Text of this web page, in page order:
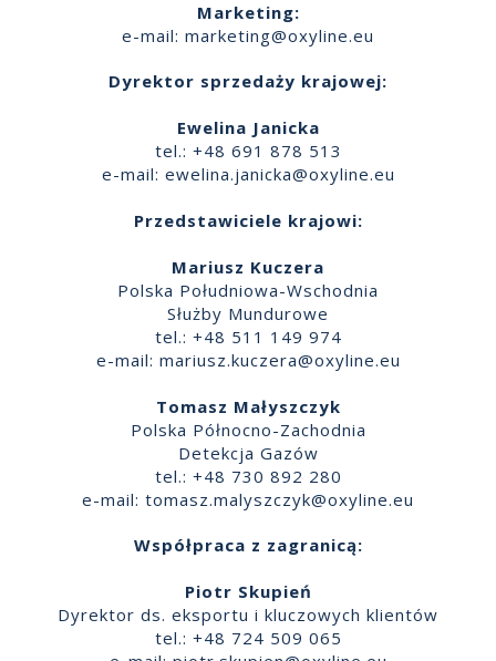
Marketing:
e-mail: marketing@oxyline.eu
Dyrektor sprzedaży krajowej:
Ewelina Janicka
tel.: +48 691 878 513
e-mail: ewelina.janicka@oxyline.eu
Przedstawiciele krajowi:
Mariusz Kuczera
Polska Południowa-Wschodnia
Służby Mundurowe
tel.: +48 511 149 974
e-mail: mariusz.kuczera@oxyline.eu
Tomasz Małyszczyk
Polska Północno-Zachodnia
Detekcja Gazów
tel.: +48 730 892 280
e-mail: tomasz.malyszczyk@oxyline.eu
Współpraca z zagranicą:
Piotr Skupień
Dyrektor ds. eksportu i kluczowych klientów
tel.: +48 724 509 065